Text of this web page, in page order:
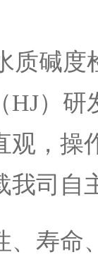
质碱度
HJ）研
观，操
我司自
、寿命